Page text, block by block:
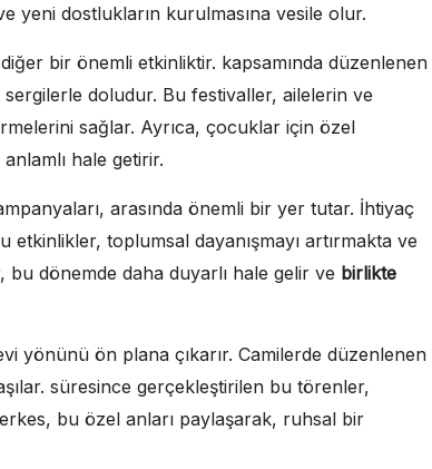
yeni dostlukların kurulmasına vesile olur.
bir önemli etkinliktir. kapsamında düzenlenen
doludur. Bu festivaller, ailelerin ve
sağlar. Ayrıca, çocuklar için özel
hale getirir.
arasında önemli bir yer tutar. İhtiyaç
toplumsal dayanışmayı artırmakta ve
dönemde daha duyarlı hale gelir ve birlikte
yönünü ön plana çıkarır. Camilerde düzenlenen
süresince gerçekleştirilen bu törenler,
bu özel anları paylaşarak, ruhsal bir